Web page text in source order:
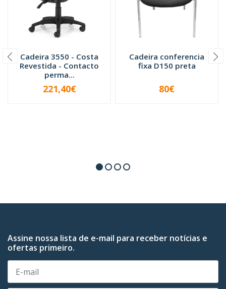
Cadeira 3550 - Costa
Revestida - Contacto
perma...
+
221,40€
Cadeira conferencia
fixa D150 preta
+
80€
Assine nossa lista de e-mail para receber notícias e
ofertas primeiro.